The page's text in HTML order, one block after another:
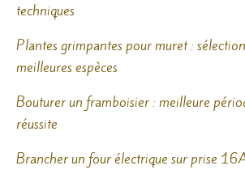
techniques
Plantes grimpantes pour muret :
meilleures espèces
Bouturer un framboisier : meilleure
réussite
Brancher un four électrique sur prise